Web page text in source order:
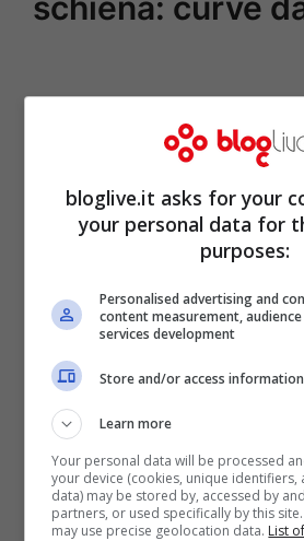
bloglive.it asks for your
your personal data for
purposes:
Personalised advertising and
content measurement,
services development
Store and/or access
Learn more
Your personal data will be processed
your device (cookies, unique identifiers,
data) may be stored by, accessed by
partners, or used specifically by this
may use precise geolocation data. List